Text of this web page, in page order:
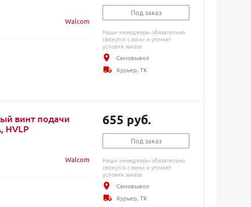
Walcom
Под заказ
Наши менеджеры обязательно
свяжутся с вами и уточнят
условия заказа
Самовывоз
Курьер, ТК
винт подачи
HVLP
Walcom
655 руб.
Под заказ
Наши менеджеры обязательно
свяжутся с вами и уточнят
условия заказа
Самовывоз
Курьер, ТК